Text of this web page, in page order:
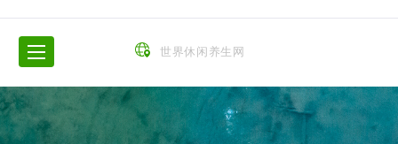
世界休闲养生网